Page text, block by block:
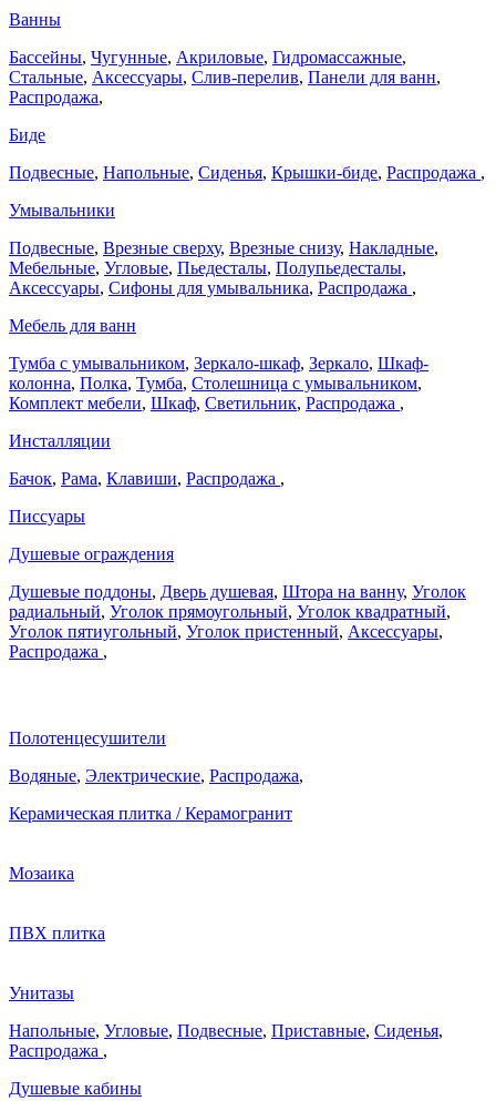
Ванны
Бассейны, Чугунные, Акриловые, Гидромассажные,
Стальные, Аксессуары, Слив-перелив, Панели для ванн,
Распродажа,
Биде
Подвесные, Напольные, Сиденья, Крышки-биде, Распродажа ,
Умывальники
Подвесные, Врезные сверху, Врезные снизу, Накладные,
Мебельные, Угловые, Пьедесталы, Полупьедесталы,
Аксессуары, Сифоны для умывальника, Распродажа ,
Мебель для ванн
Тумба с умывальником, Зеркало-шкаф, Зеркало, Шкаф-
колонна, Полка, Тумба, Столешница с умывальником,
Комплект мебели, Шкаф, Светильник, Распродажа ,
Инсталляции
Бачок, Рама, Клавиши, Распродажа ,
Писсуары
Душевые ограждения
Душевые поддоны, Дверь душевая, Штора на ванну, Уголок
радиальный, Уголок прямоугольный, Уголок квадратный,
Уголок пятиугольный, Уголок пристенный, Аксессуары,
Распродажа ,
Полотенцесушители
Водяные, Электрические, Распродажа,
Керамическая плитка / Керамогранит
Мозаика
ПВХ плитка
Унитазы
Напольные, Угловые, Подвесные, Приставные, Сиденья,
Распродажа ,
Душевые кабины